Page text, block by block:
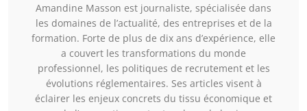
Amandine Masson est journaliste, spécialisée dans
les domaines de l’actualité, des entreprises et de la
formation. Forte de plus de dix ans d’expérience, elle
a couvert les transformations du monde
professionnel, les politiques de recrutement et les
évolutions réglementaires. Ses articles visent à
éclairer les enjeux concrets du tissu économique et